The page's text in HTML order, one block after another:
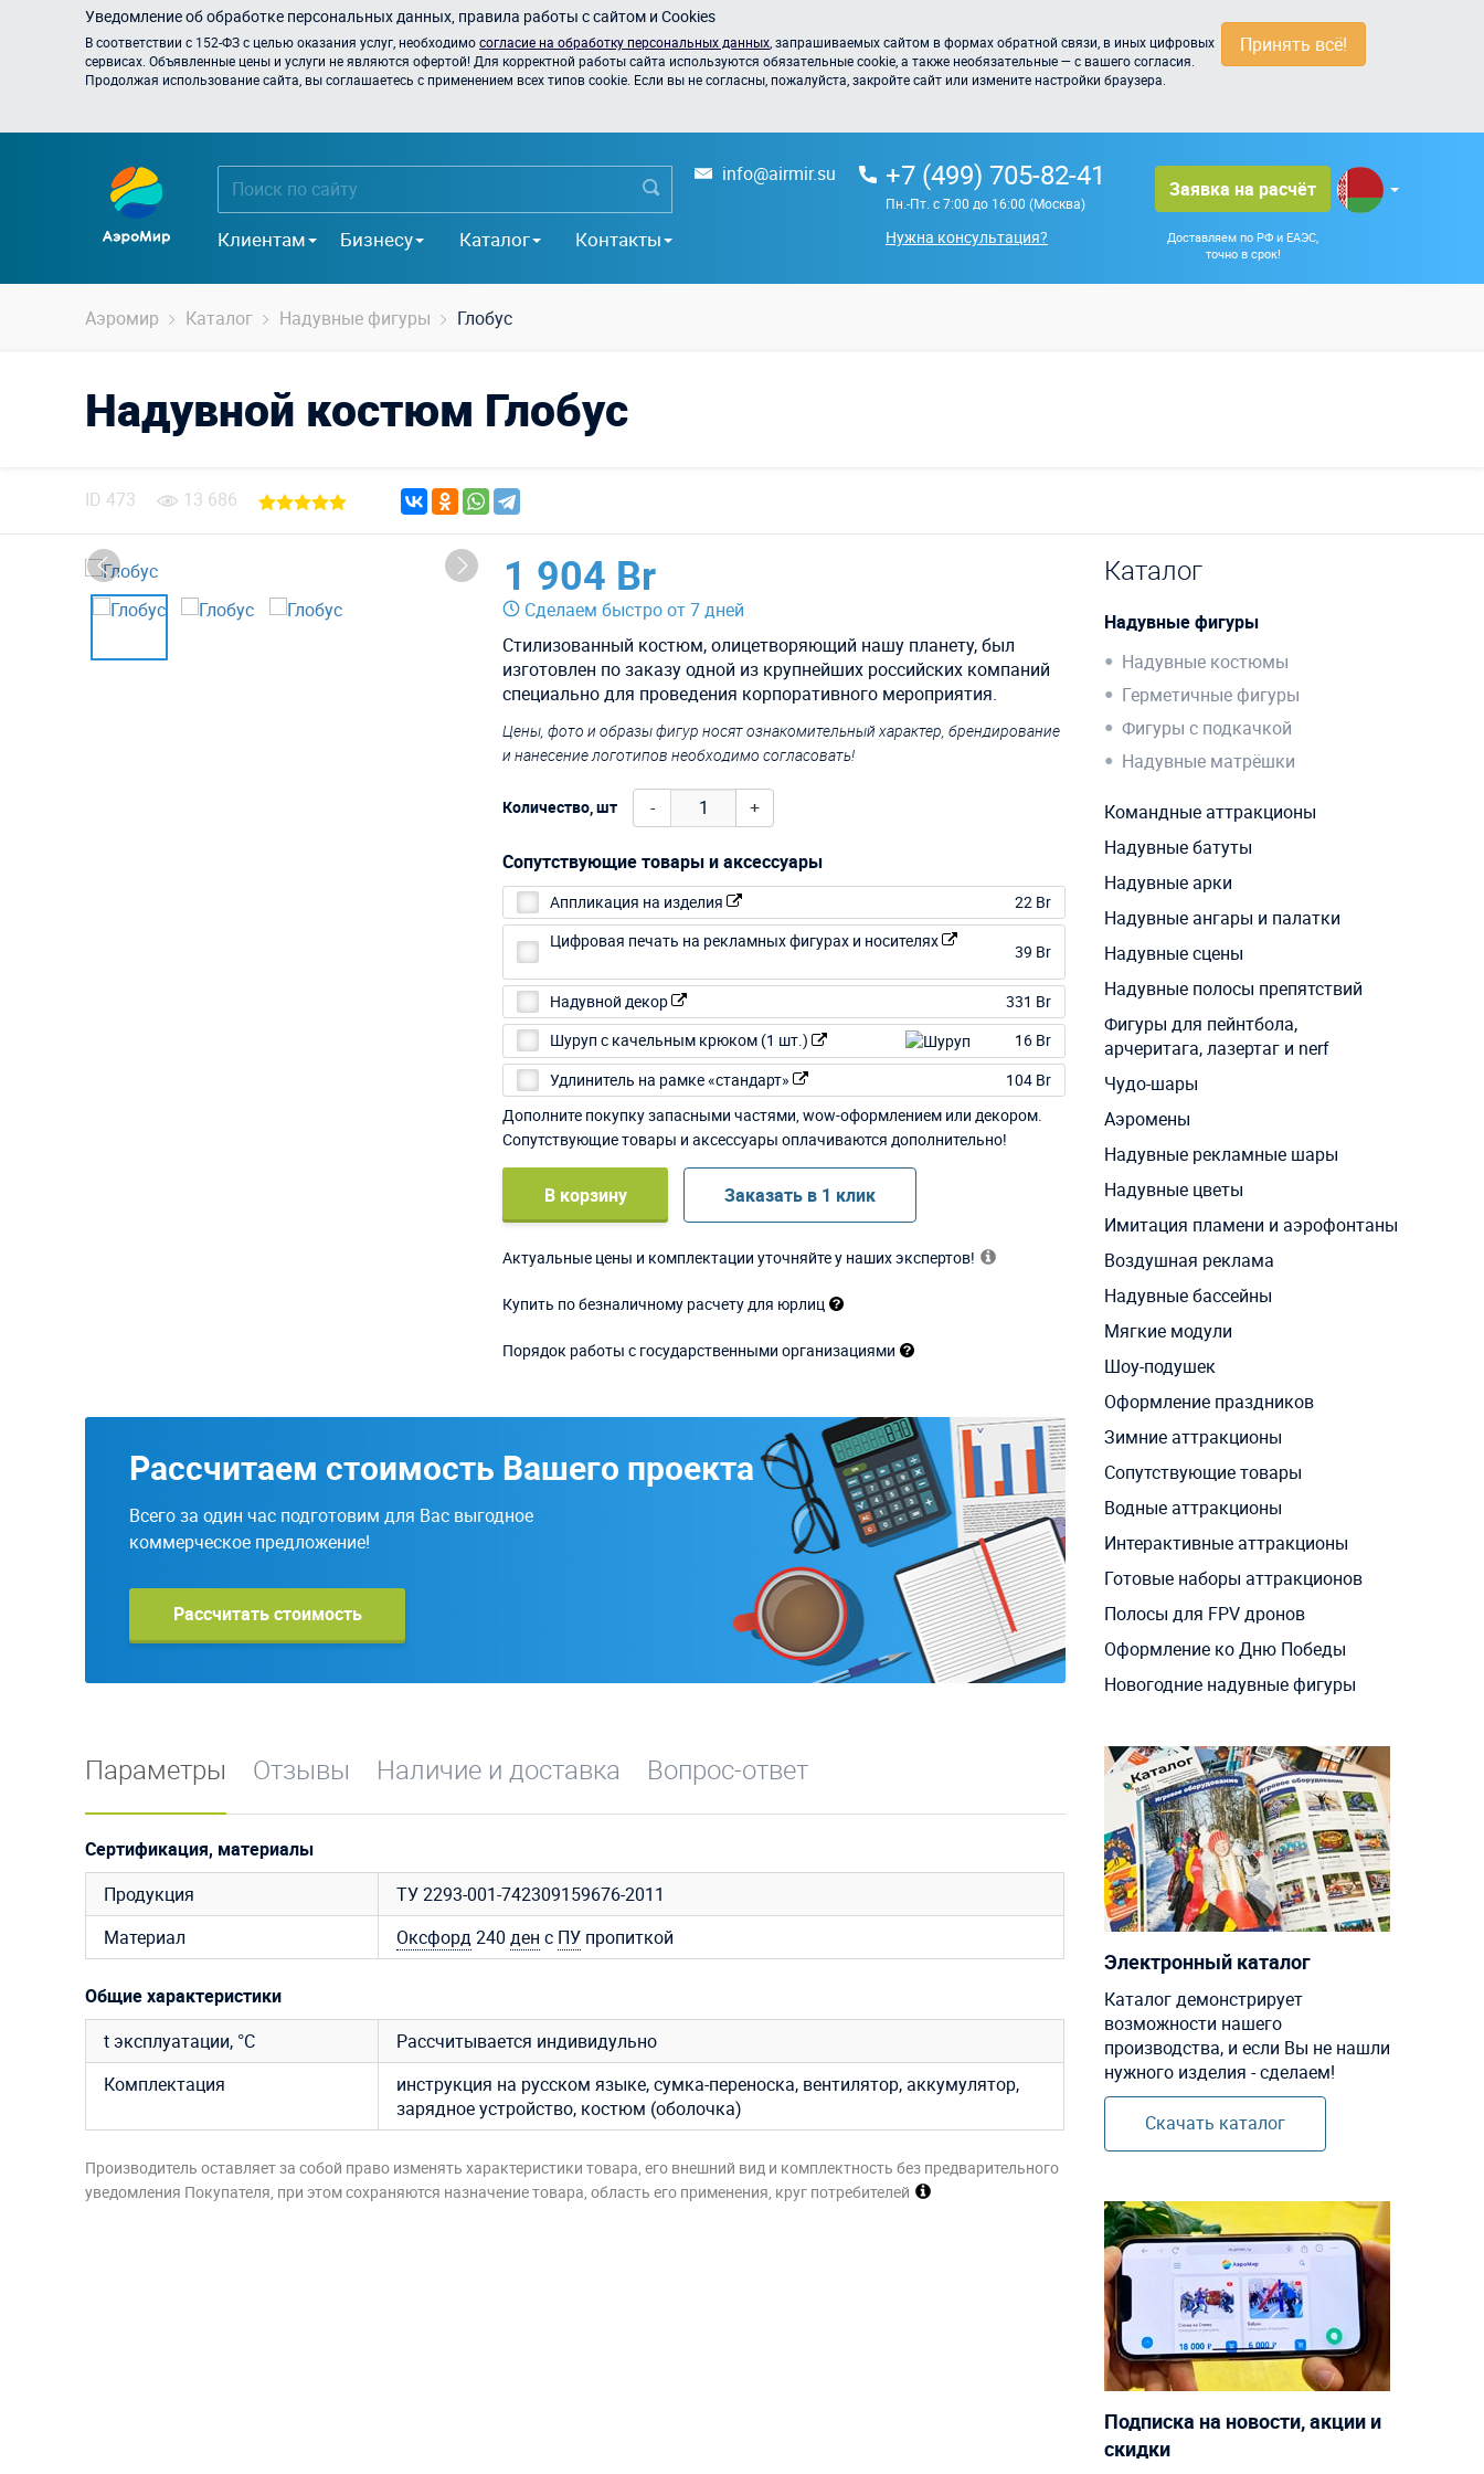
Принять всё!
Уведомление об обработке персональных данных, правила работы с сайтом и Cookies
В соответствии с 152-ФЗ с целью оказания услуг, необходимосогласие на обработку персональных данных , запрашиваемых сайтом в формах обратной связи, в иных цифровых
сервисах. Объявленные цены и услуги не являются офертой! Для корректной работы сайта используются обязательные cookie, а также необязательные — с вашего согласия.
Продолжая использование сайта, вы соглашаетесь с применением всех типов cookie. Если вы не согласны, пожалуйста, закройте сайт или измените настройки браузера.
Клиентам Бизнесу Каталог Контакты
info@airmir.su +7 (499) 705-82-41
Пн.-Пт. с 7:00 до 16:00 (Москва)
Нужна консультация?
Заявка на расчёт
Доставляем по РФ и ЕАЭС,
точно в срок!
Аэромир Каталог Надувные фигуры Глобус
Надувной костюм Глобус
ID 473 13 686
1 904 Br
Сделаем быстро от 7 дней
Стилизованный костюм, олицетворяющий нашу планету, был
изготовлен по заказу одной из крупнейших российских компаний
специально для проведения корпоративного мероприятия.
Цены, фото и образы фигур носят ознакомительный характер, брендирование
и нанесение логотипов необходимо согласовать!
Количество, шт - +
Сопутствующие товары и аксессуары
Аппликация на изделия
22 Br
Цифровая печать на рекламных фигурах и носителях
39 Br
Надувной декор
331 Br
Шуруп с качельным крюком (1 шт.)
16 Br
Удлинитель на рамке «стандарт»
104 Br
Дополните покупку запасными частями, wow-оформлением или декором.
Сопутствующие товары и аксессуары оплачиваются дополнительно!
В корзину Заказать в 1 клик
Актуальные цены и комплектации уточняйте у наших экспертов!
Купить по безналичному расчету для юрлиц
Порядок работы с государственными организациями
Рассчитаем стоимость Вашего проекта
Всего за один час подготовим для Вас выгодное
коммерческое предложение!
Рассчитать стоимость
Параметры Отзывы Наличие и доставка Вопрос-ответ
Сертификация, материалы
Продукция
ТУ 2293-001-742309159676-2011
Материал
Оксфорд240 ден с ПУ пропиткой
Общие характеристики
t эксплуатации, °C
Рассчитывается индивидульно
Комплектация
инструкция на русском языке, сумка-переноска, вентилятор, аккумулятор,
зарядное устройство, костюм (оболочка)
Производитель оставляет за собой право изменять характеристики товара, его внешний вид и комплектность без предварительного
уведомления Покупателя, при этом сохраняются назначение товара, область его применения, круг потребителей
Каталог
Надувные фигуры
Надувные костюмы
Герметичные фигуры
Фигуры с подкачкой
Надувные матрёшки
Командные аттракционы
Надувные батуты
Надувные арки
Надувные ангары и палатки
Надувные сцены
Надувные полосы препятствий
Фигуры для пейнтбола,
арчеритага, лазертаг и nerf
Чудо-шары
Аэромены
Надувные рекламные шары
Надувные цветы
Имитация пламени и аэрофонтаны
Воздушная реклама
Надувные бассейны
Мягкие модули
Шоу-подушек
Оформление праздников
Зимние аттракционы
Сопутствующие товары
Водные аттракционы
Интерактивные аттракционы
Готовые наборы аттракционов
Полосы для FPV дронов
Оформление ко Дню Победы
Новогодние надувные фигуры
Электронный каталог
Каталог демонстрирует
возможности нашего
производства, и если Вы не нашли
нужного изделия - сделаем!
Скачать каталог
Подписка на новости, акции и
скидки